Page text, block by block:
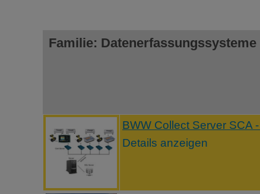
Familie: Datenerfassungssysteme
BWW Collect Server SCA
Details anzeigen